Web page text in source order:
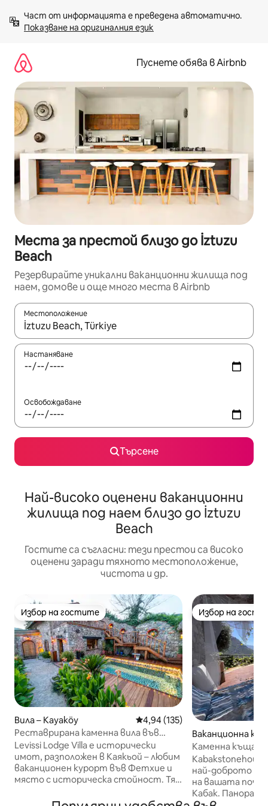
към
съдържанието
Показване на оригиналния език
Пуснете обява в Airbnb
Места за престой близо до İztuzu
Beach
Резервирайте уникални ваканционни жилища под
наем, домове и още много места в Airbnb
Местоположение
Когато резултатите се покажат, използвайте
Настаняване
Освобождаване
Търсене
Най-високо оценени ваканционни
жилища под наем близо до İztuzu
Beach
Гостите са съгласни: тези престои са високо
оценени заради тяхното местоположение,
чистота и др.
Избор на гостите
Избор на гостите
Вила – Kayaköy Средна оценка: 4,94 от 5,
4,94 (135)
Реставрирана каменна вила във
Фетхие/Каякьой
Levissi Lodge Villa е исторически
имот, разположен в Каякьой – любим
ваканционен курорт във Фетхие и
място с историческа стойност. Тя е
İnşaat, като са запазени нейният
Избор на
Избор на
Ваканционна
ие
Каменна къща с
изглед към
най-доброто
на вашата
Кабак.